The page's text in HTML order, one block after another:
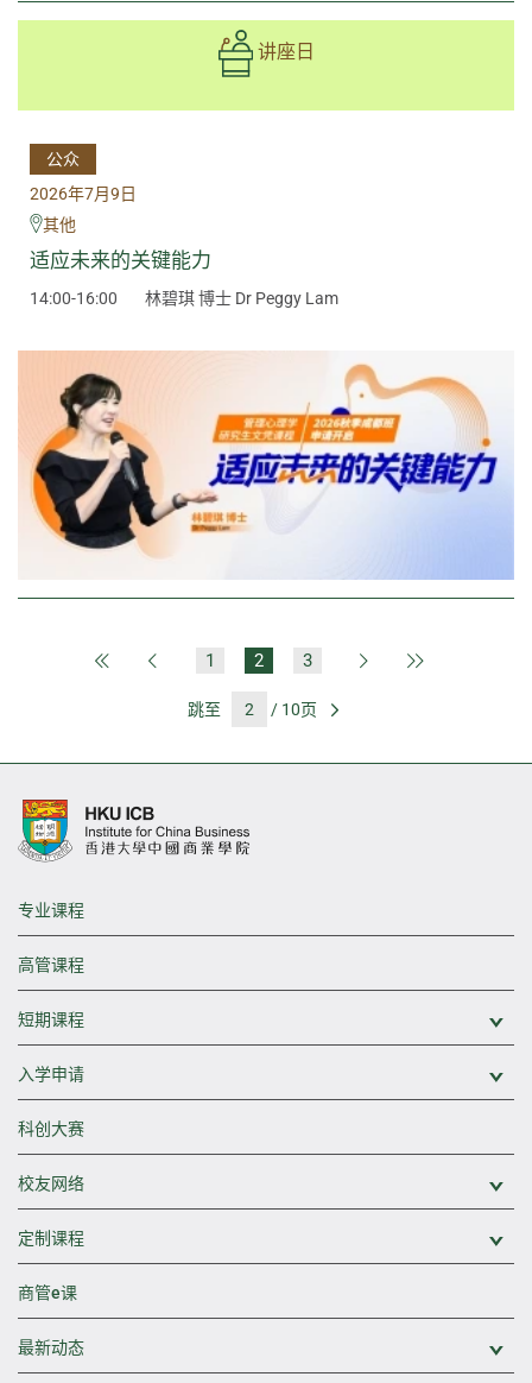
讲座日
公众
2026年7月9日
其他
适应未来的关键能力
14:00-16:00 林碧琪 博士 Dr Peggy Lam
第一页 上一页
1 2 3 下一页
跳至 / 10页
专业课程
高管课程
短期课程
入学申请
科创大赛
校友网络
定制课程
商管e课
最新动态